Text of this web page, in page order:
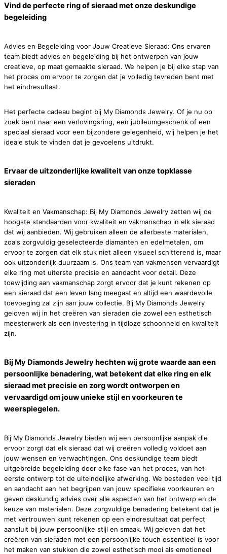
Vind de perfecte ring of sieraad met onze deskundige
begeleiding
Advies en Begeleiding voor Jouw Creatieve Sieraad: Ons ervaren
team biedt advies en begeleiding bij het ontwerpen van jouw
creatieve, op maat gemaakte sieraad. We helpen je bij elke stap van
het proces om ervoor te zorgen dat je volledig tevreden bent met
het eindresultaat.
Het perfecte cadeau begint bij My Diamonds Jewelry. Of je nu op
zoek bent naar een verlovingsring, een jubileumgeschenk of een
speciaal sieraad voor een bijzondere gelegenheid, wij helpen je het
ideale stuk te vinden dat je gevoelens uitdrukt.
Ervaar de uitzonderlijke kwaliteit van onze topklasse
sieraden
Kwaliteit en Vakmanschap: Bij My Diamonds Jewelry zetten wij de
hoogste standaarden voor kwaliteit en vakmanschap in elk sieraad
dat wij aanbieden. Wij gebruiken alleen de allerbeste materialen,
zoals zorgvuldig geselecteerde diamanten en edelmetalen, om
ervoor te zorgen dat elk stuk niet alleen visueel schitterend is, maar
ook uitzonderlijk duurzaam is. Ons team van vakmensen vervaardigt
elke ring met uiterste precisie en aandacht voor detail. Deze
toewijding aan vakmanschap zorgt ervoor dat je kunt rekenen op
een sieraad dat een leven lang meegaat en altijd een waardevolle
toevoeging zal zijn aan jouw collectie. Bij My Diamonds Jewelry
geloven wij in het creëren van sieraden die zowel een esthetisch
meesterwerk als een investering in tijdloze schoonheid en kwaliteit
zijn.
Bij My Diamonds Jewelry hechten wij grote waarde aan een
persoonlijke benadering, wat betekent dat elke ring en elk
sieraad met precisie en zorg wordt ontworpen en
vervaardigd om jouw unieke stijl en voorkeuren te
weerspiegelen.
Bij My Diamonds Jewelry bieden wij een persoonlijke aanpak die
ervoor zorgt dat elk sieraad dat wij creëren volledig voldoet aan
jouw wensen en verwachtingen. Ons deskundige team biedt
uitgebreide begeleiding door elke fase van het proces, van het
eerste ontwerp tot de uiteindelijke afwerking. We besteden veel tijd
en aandacht aan het begrijpen van jouw specifieke voorkeuren en
geven deskundig advies over alle aspecten van het ontwerp en de
keuze van materialen. Deze zorgvuldige benadering betekent dat je
met vertrouwen kunt rekenen op een eindresultaat dat perfect
aansluit bij jouw persoonlijke stijl en smaak. Wij geloven dat het
creëren van sieraden met een persoonlijke touch essentieel is voor
het maken van stukken die zowel esthetisch mooi als emotioneel